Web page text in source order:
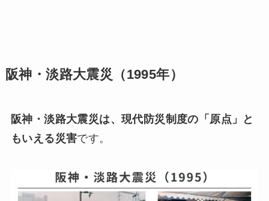
阪神・淡路大震災（1995年）
阪神・淡路大震災は、現代防災制度の「原点」と
もいえる災害です。